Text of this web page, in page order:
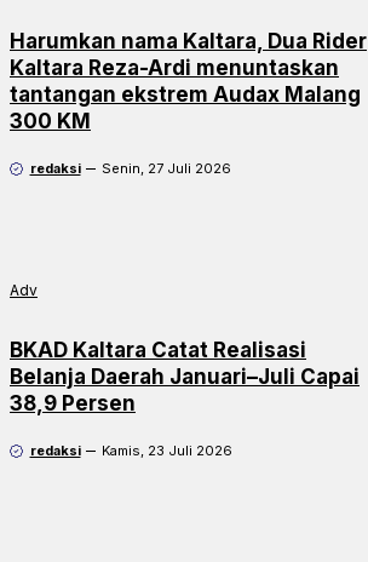
Harumkan nama Kaltara, Dua Rider
Kaltara Reza-Ardi menuntaskan
tantangan ekstrem Audax Malang
300 KM
redaksi Senin, 27 Juli 2026
Adv
BKAD Kaltara Catat Realisasi
Belanja Daerah Januari–Juli Capai
38,9 Persen
redaksi Kamis, 23 Juli 2026